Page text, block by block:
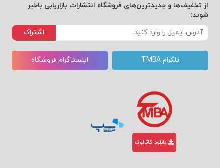
از تخفیف‌ها و جدیدترین‌های فروشگاه انتشارات بازاریابی باخبر
شوید:
اشتراک
تلگرام TMBA اینستاگرام فروشگاه
دانلود کاتالوگ